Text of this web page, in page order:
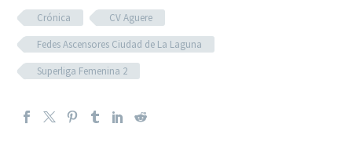
Crónica
CV Aguere
Fedes Ascensores Ciudad de La Laguna
Superliga Femenina 2